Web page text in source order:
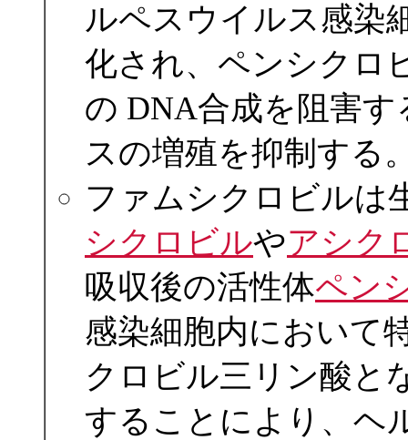
ルペスウイルス感染
化され、ペンシクロ
の DNA合成を阻害
スの増殖を抑制する
ファムシクロビルは
シクロビルやアシク
吸収後の活性体ペン
感染細胞内において
クロビル三リン酸と
することにより、ヘ